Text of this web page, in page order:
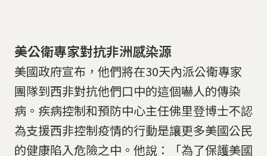
美公衛專家對抗非洲感染源
美國政府宣布，他們將在30天內派公衛專家
團隊到西非對抗他們口中的這個嚇人的傳染
病。疾病控制和預防中心主任佛里登博士不認
為支援西非控制疫情的行動是讓更多美國公民
的健康陷入危險之中。他說：「為了保護美國